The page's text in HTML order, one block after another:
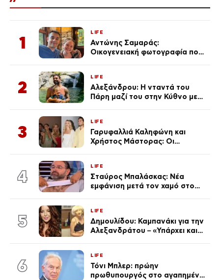
1
LIFE
Αντώνης Σαμαράς:
Οικογενειακή φωτογραφία που
Λένας
2
LIFE
Αλεξάνδρου: Η νταντά του
Πάρη μαζί του στην Κύθνο με
3
LIFE
Γαρυφαλλιά Καληφώνη και
Χρήστος Μάστορας: Οι
απαρατήρητη
4
LIFE
Σταύρος Μπαλάσκας: Νέα
εμφάνιση μετά τον χαμό στο
5
LIFE
Δημουλίδου: Καμπανάκι για την
Αλεξανδράτου – «Υπάρχει και
6
LIFE
Τόνι Μπλερ: πρώην
πρωθυπουργός στο αγαπημένο